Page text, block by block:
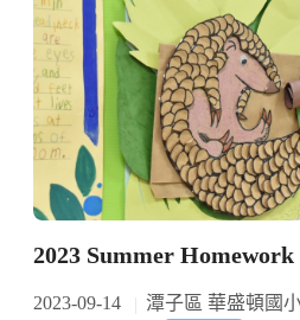
2023 Summer Homework
2023-09-14 潭子區 華盛頓國